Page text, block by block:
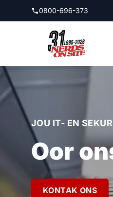
Spring na hoofinhoud
0800-696-373
JOU IT- EN
Oor
KONTAK ONS